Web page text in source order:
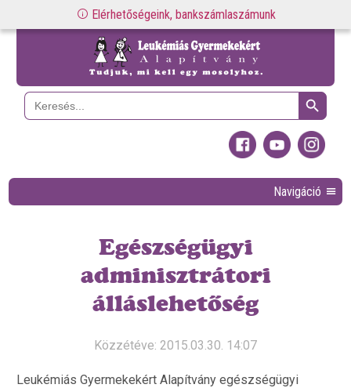
Elérhetőségeink, bankszámlaszámunk
Search
for:
Search Button
Navigáció
Egészségügyi
adminisztrátori
álláslehetőség
Közzétéve: 2015.03.30. 14:07
Leukémiás Gyermekekért Alapítvány egészségügyi